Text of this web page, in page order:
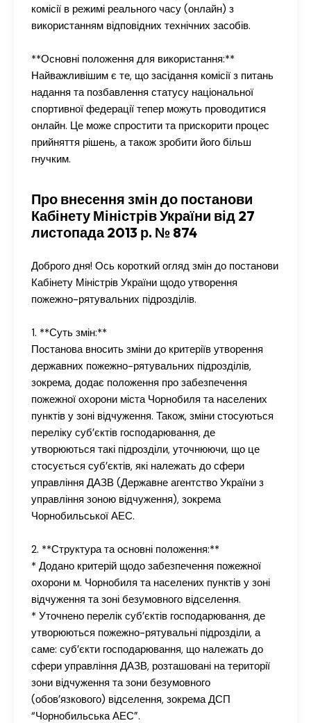
комісії в режимі реального часу (онлайн) з
використанням відповідних технічних засобів.
**Основні положення для використання:**
Найважливішим є те, що засідання комісії з питань
надання та позбавлення статусу національної
спортивної федерації тепер можуть проводитися
онлайн. Це може спростити та прискорити процес
прийняття рішень, а також зробити його більш
гнучким.
Про внесення змін до постанови
Кабінету Міністрів України від 27
листопада 2013 р. № 874
Доброго дня! Ось короткий огляд змін до постанови
Кабінету Міністрів України щодо утворення
пожежно-рятувальних підрозділів.
1. **Суть змін:**
Постанова вносить зміни до критеріїв утворення
державних пожежно-рятувальних підрозділів,
зокрема, додає положення про забезпечення
пожежної охорони міста Чорнобиля та населених
пунктів у зоні відчуження. Також, зміни стосуються
переліку суб’єктів господарювання, де
утворюються такі підрозділи, уточнюючи, що це
стосується суб’єктів, які належать до сфери
управління ДАЗВ (Державне агентство України з
управління зоною відчуження), зокрема
Чорнобильської АЕС.
2. **Структура та основні положення:**
* Додано критерій щодо забезпечення пожежної
охорони м. Чорнобиля та населених пунктів у зоні
відчуження та зоні безумовного відселення.
* Уточнено перелік суб’єктів господарювання, де
утворюються пожежно-рятувальні підрозділи, а
саме: суб’єкти господарювання, що належать до
сфери управління ДАЗВ, розташовані на території
зони відчуження та зони безумовного
(обов’язкового) відселення, зокрема ДСП
“Чорнобильська АЕС”.